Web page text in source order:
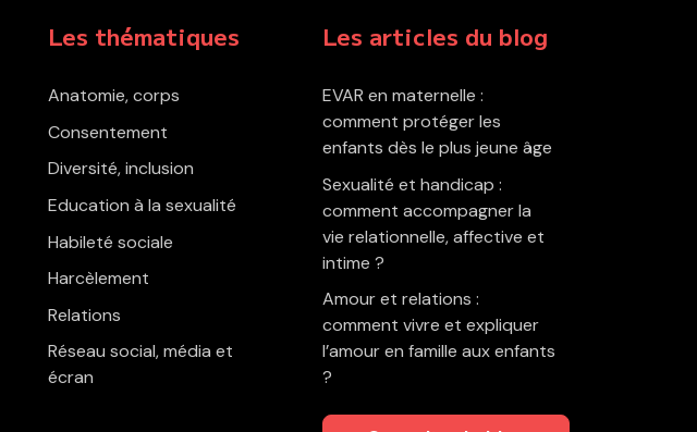
Les thématiques
Anatomie, corps
Consentement
Diversité, inclusion
Education à la sexualité
Habileté sociale
Harcèlement
Relations
Réseau social, média et
écran
Les articles du blog
EVAR en maternelle :
comment protéger les
enfants dès le plus jeune âge
Sexualité et handicap :
comment accompagner la
vie relationnelle, affective et
intime ?
Amour et relations :
comment vivre et expliquer
l’amour en famille aux enfants
?